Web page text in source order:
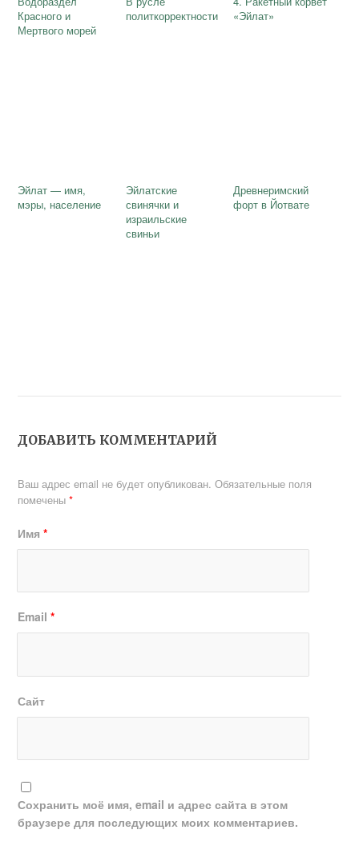
Красного и
Мертвого морей
политкорректности
«Эйлат»
Эйлат — имя,
мэры, население
Эйлатские
свинячки и
израильские
свиньи
Древнеримский
форт в Йотвате
ДОБАВИТЬ КОММЕНТАРИЙ
Ваш адрес email не будет опубликован. Обязательные поля
помечены*
Имя*
Email*
Сайт
Сохранить моё имя, email и адрес сайта в этом
браузере для последующих моих комментариев.